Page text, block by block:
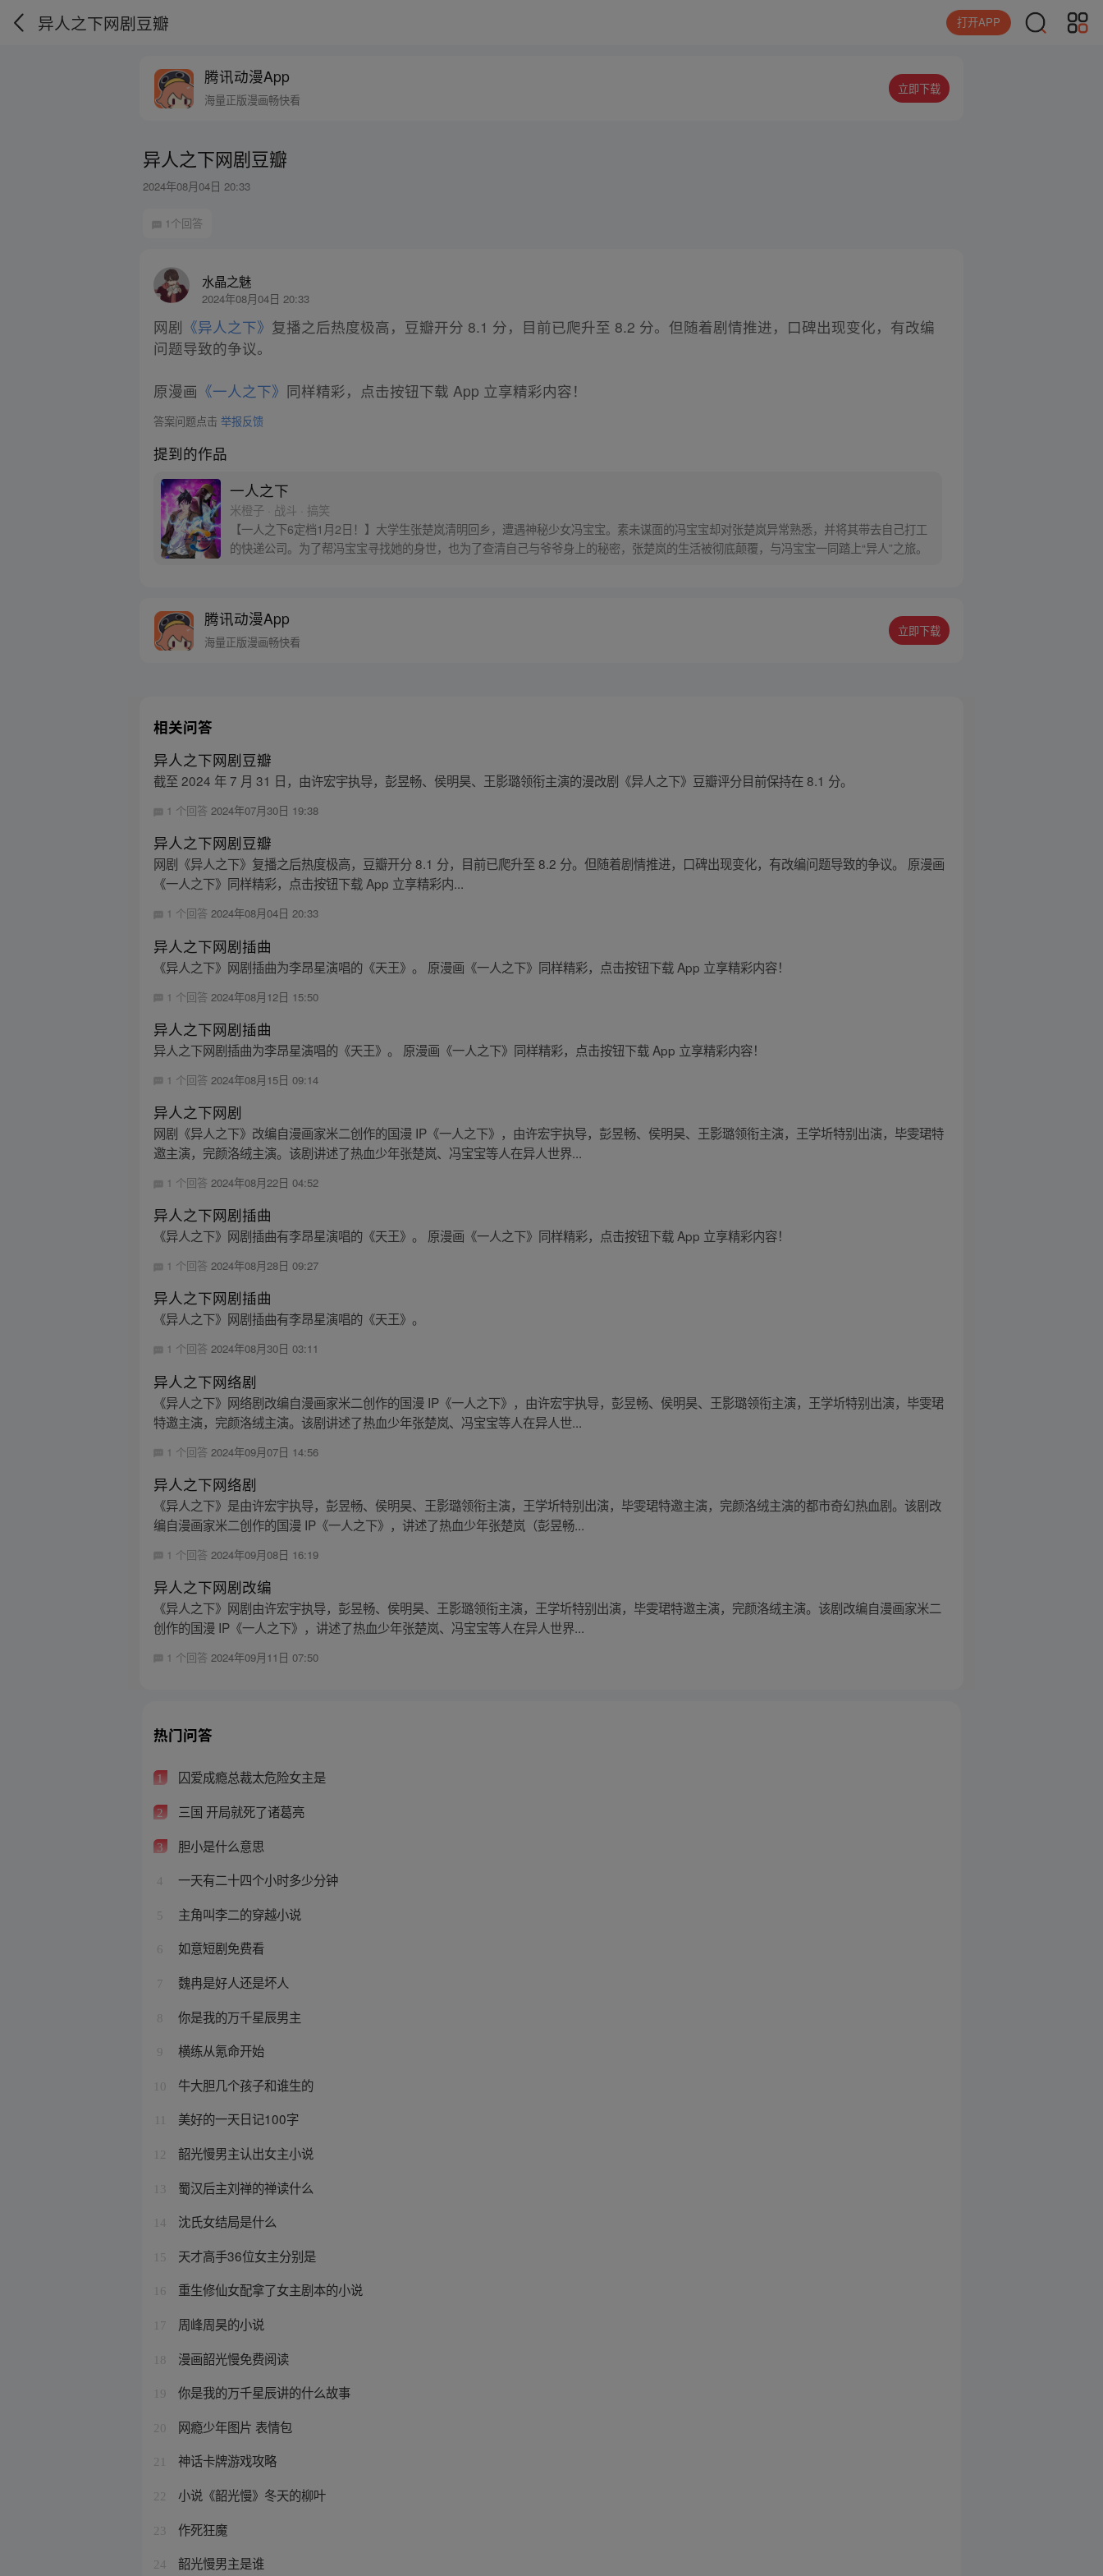
异人之下网剧豆瓣 打开APP
腾讯动漫App
海量正版漫画畅快看
立即下载
异人之下网剧豆瓣
2024年08月04日 20:33
1个回答
水晶之魅
2024年08月04日 20:33
网剧 《异人之下》 复播之后热度极高，豆瓣开分 8.1 分，目前已爬升至 8.2 分。但随着剧情推进，口碑出现变化，有改编
问题导致的争议。
原漫画 《一人之下》 同样精彩，点击按钮下载 App 立享精彩内容！
答案问题点击举报反馈
提到的作品
一人之下
米橙子 · 战斗 · 搞笑
【一人之下6定档1月2日！】大学生张楚岚清明回乡，遭遇神秘少女冯宝宝。素未谋面的冯宝宝却对张楚岚异常熟悉，并将其带去自己打工
的快递公司。为了帮冯宝宝寻找她的身世，也为了查清自己与爷爷身上的秘密，张楚岚的生活被彻底颠覆，与冯宝宝一同踏上“异人”之旅。
腾讯动漫App
海量正版漫画畅快看
立即下载
相关问答
异人之下网剧豆瓣
截至 2024 年 7 月 31 日，由许宏宇执导，彭昱畅、侯明昊、王影璐领衔主演的漫改剧《异人之下》豆瓣评分目前保持在 8.1 分。
1 个回答2024年07月30日 19:38
异人之下网剧豆瓣
网剧《异人之下》复播之后热度极高，豆瓣开分 8.1 分，目前已爬升至 8.2 分。但随着剧情推进，口碑出现变化，有改编问题导致的争议。 原漫画
《一人之下》同样精彩，点击按钮下载 App 立享精彩内...
1 个回答2024年08月04日 20:33
异人之下网剧插曲
《异人之下》网剧插曲为李昂星演唱的《天王》。 原漫画《一人之下》同样精彩，点击按钮下载 App 立享精彩内容！
1 个回答 2024年08月12日 15:50
异人之下网剧插曲
异人之下网剧插曲为李昂星演唱的《天王》。 原漫画《一人之下》同样精彩，点击按钮下载 App 立享精彩内容！
1 个回答 2024年08月15日 09:14
异人之下网剧
网剧《异人之下》改编自漫画家米二创作的国漫 IP《一人之下》，由许宏宇执导，彭昱畅、侯明昊、王影璐领衔主演，王学圻特别出演，毕雯珺特
邀主演，完颜洛绒主演。该剧讲述了热血少年张楚岚、冯宝宝等人在异人世界...
1 个回答2024年08月22日 04:52
异人之下网剧插曲
《异人之下》网剧插曲有李昂星演唱的《天王》。 原漫画《一人之下》同样精彩，点击按钮下载 App 立享精彩内容！
1 个回答2024年08月28日 09:27
异人之下网剧插曲
《异人之下》网剧插曲有李昂星演唱的《天王》。
1 个回答2024年08月30日 03:11
异人之下网络剧
《异人之下》网络剧改编自漫画家米二创作的国漫 IP《一人之下》，由许宏宇执导，彭昱畅、侯明昊、王影璐领衔主演，王学圻特别出演，毕雯珺
特邀主演，完颜洛绒主演。该剧讲述了热血少年张楚岚、冯宝宝等人在异人世...
1 个回答 2024年09月07日 14:56
异人之下网络剧
《异人之下》是由许宏宇执导，彭昱畅、侯明昊、王影璐领衔主演，王学圻特别出演，毕雯珺特邀主演，完颜洛绒主演的都市奇幻热血剧。该剧改
编自漫画家米二创作的国漫 IP《一人之下》，讲述了热血少年张楚岚（彭昱畅...
1 个回答 2024年09月08日 16:19
异人之下网剧改编
《异人之下》网剧由许宏宇执导，彭昱畅、侯明昊、王影璐领衔主演，王学圻特别出演，毕雯珺特邀主演，完颜洛绒主演。该剧改编自漫画家米二
创作的国漫 IP《一人之下》，讲述了热血少年张楚岚、冯宝宝等人在异人世界...
1 个回答2024年09月11日 07:50
热门问答
1 囚爱成瘾总裁太危险女主是
2 三国 开局就死了诸葛亮
3 胆小是什么意思
4 一天有二十四个小时多少分钟
5 主角叫李二的穿越小说
6 如意短剧免费看
7 魏冉是好人还是坏人
8 你是我的万千星辰男主
9 横练从氪命开始
10 牛大胆几个孩子和谁生的
美好的一天日记100字
12 韶光慢男主认出女主小说
13 蜀汉后主刘禅的禅读什么
14 沈氏女结局是什么
15 天才高手36位女主分别是
16 重生修仙女配拿了女主剧本的小说
17 周峰周昊的小说
18 漫画韶光慢免费阅读
19 你是我的万千星辰讲的什么故事
20 网瘾少年图片 表情包
21 神话卡牌游戏攻略
22 小说《韶光慢》冬天的柳叶
23 作死狂魔
24 韶光慢男主是谁